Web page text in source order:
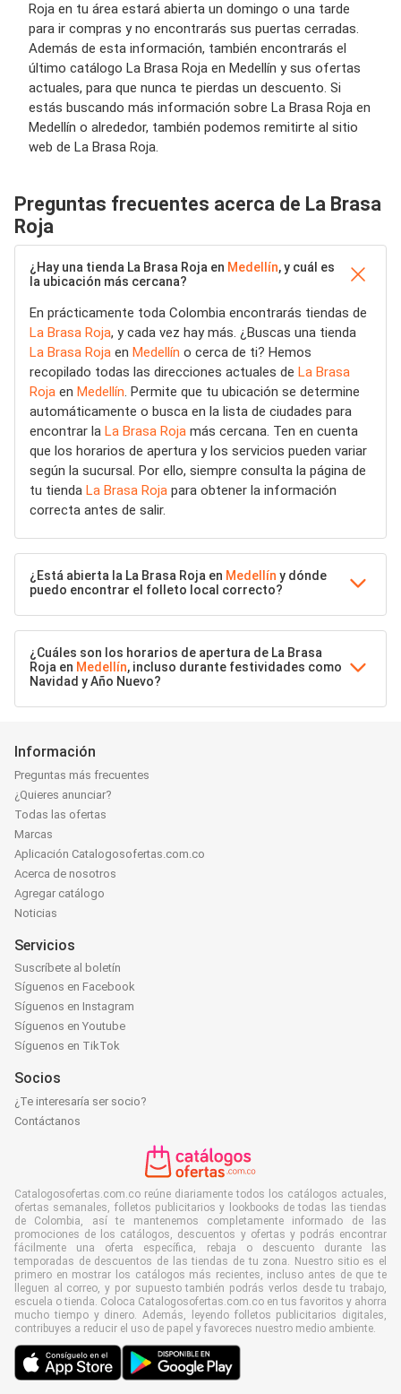
Roja en tu área estará abierta un domingo o una tarde
para ir compras y no encontrarás sus puertas cerradas.
Además de esta información, también encontrarás el
último catálogo La Brasa Roja en Medellín y sus ofertas
actuales, para que nunca te pierdas un descuento. Si
estás buscando más información sobre La Brasa Roja en
Medellín o alrededor, también podemos remitirte al sitio
web de La Brasa Roja.
Preguntas frecuentes acerca de La Brasa
Roja
¿Hay una tienda La Brasa Roja en Medellín, y cuál es
la ubicación más cercana?
En prácticamente toda Colombia encontrarás tiendas de
La Brasa Roja, y cada vez hay más. ¿Buscas una tienda
La Brasa Roja en Medellín o cerca de ti? Hemos
recopilado todas las direcciones actuales de La Brasa
Roja en Medellín. Permite que tu ubicación se determine
automáticamente o busca en la lista de ciudades para
encontrar la La Brasa Roja más cercana. Ten en cuenta
que los horarios de apertura y los servicios pueden variar
según la sucursal. Por ello, siempre consulta la página de
tu tienda La Brasa Roja para obtener la información
correcta antes de salir.
¿Está abierta la La Brasa Roja en Medellín y dónde
puedo encontrar el folleto local correcto?
¿Cuáles son los horarios de apertura de La Brasa
Roja en Medellín, incluso durante festividades como
Navidad y Año Nuevo?
Información
Preguntas más frecuentes
¿Quieres anunciar?
Todas las ofertas
Marcas
Aplicación Catalogosofertas.com.co
Acerca de nosotros
Agregar catálogo
Noticias
Servicios
Suscríbete al boletín
Síguenos en Facebook
Síguenos en Instagram
Síguenos en Youtube
Síguenos en TikTok
Socios
¿Te interesaría ser socio?
Contáctanos
Catalogosofertas.com.co reúne diariamente todos los catálogos actuales,
ofertas semanales, folletos publicitarios y lookbooks de todas las tiendas
de Colombia, así te mantenemos completamente informado de las
promociones de los catálogos, descuentos y ofertas y podrás encontrar
fácilmente una oferta específica, rebaja o descuento durante las
temporadas de descuentos de las tiendas de tu zona. Nuestro sitio es el
primero en mostrar los catálogos más recientes, incluso antes de que te
lleguen al correo, y por supuesto también podrás verlos desde tu trabajo,
escuela o tienda. Coloca Catalogosofertas.com.co en tus favoritos y ahorra
mucho tiempo y dinero. Además, leyendo folletos publicitarios digitales,
contribuyes a reducir el uso de papel y favoreces nuestro medio ambiente.